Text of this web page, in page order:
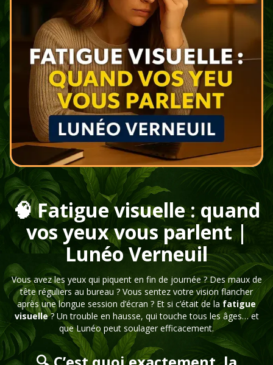
🧠 Fatigue visuelle : quand
vos yeux vous parlent |
Lunéo Verneuil
Vous avez les yeux qui piquent en fin de journée ? Des maux de
tête réguliers au bureau ? Vous sentez votre vision flancher
après une longue session d’écran ? Et si c’était de la fatigue
visuelle? Un trouble en hausse, qui touche tous les âges… et
que Lunéo peut soulager efficacement.